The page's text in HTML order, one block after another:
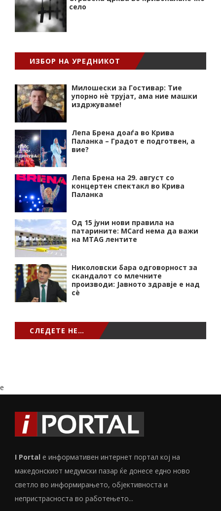
село
ИЗБОР НА УРЕДНИКОТ
Милошески за Гостивар: Тие
упорно нѐ трујат, ама ние машки
издржуваме!
Лепа Брена доаѓа во Крива
Паланка – Градот е подготвен, а
вие?
Лепа Брена на 29. август со
концертен спектакл во Крива
Паланка
Од 15 јуни нови правила на
патарините: MCard нема да важи
на MTAG лентите
Николовски бара одговорност за
скандалот со млечните
производи: Јавното здравје е над
сѐ
СЛЕДЕТЕ НЕ…
e
I Portal е информативен интернет портал кој на
македонскиот медумски пазар ќе донесе едно ново
светло во информирањето, објективноста и
непристрасноста во работењето...